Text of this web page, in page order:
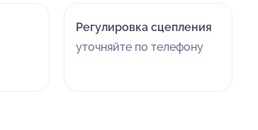
Регулировка сцепления
уточняйте по телефону